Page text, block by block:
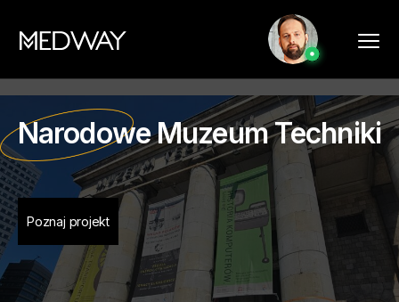
Narodowe Muzeum Techniki
Poznaj projekt